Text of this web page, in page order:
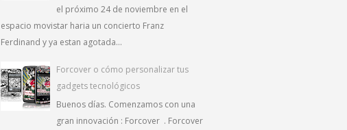
el próximo 24 de noviembre en el
espacio movistar haria un concierto Franz
Ferdinand y ya estan agotada...
Forcover o cómo personalizar tus
gadgets tecnológicos
Buenos días. Comenzamos con una
gran innovación : Forcover . Forcover